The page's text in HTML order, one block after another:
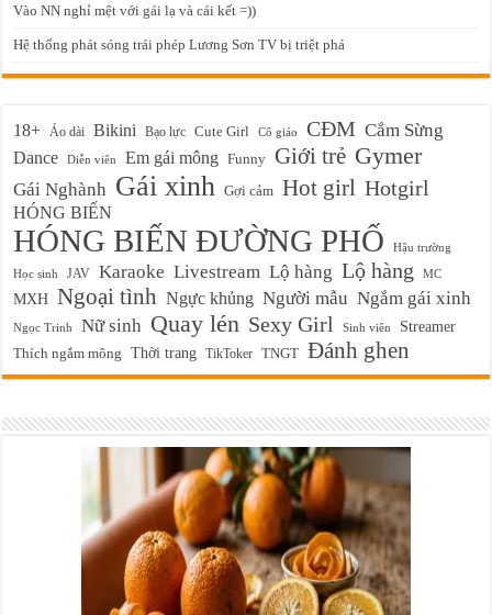
Vào NN nghỉ mệt với gái lạ và cái kết =))
Hệ thống phát sóng trái phép Lương Sơn TV bị triệt phá
18+ Áo dài Bikini Bạo lực Cute Girl Cô giáo CĐM Cắm Sừng
Dance Diễn viên Em gái mông Funny Giới trẻ Gymer
Gái Nghành Gái xinh Gợi cảm Hot girl Hotgirl
HÓNG BIẾN
HÓNG BIẾN ĐƯỜNG PHỐ
Hậu trường
Học sinh
JAV Karaoke Livestream Lộ hàng Lộ hàng MC
MXH Ngoại tình Ngực khủng Người mẫu Ngắm gái xinh
Ngọc Trinh Nữ sinh Quay lén Sexy Girl Sinh viên Streamer
Thích ngắm mông Thời trang TikToker TNGT Đánh ghen